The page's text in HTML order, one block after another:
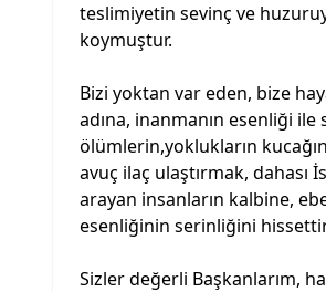
teslimiyetin sevinç ve
koymuştur.
Bizi yoktan var eden, bize
adına, inanmanın esenliği
ölümlerin,yoklukların
avuç ilaç ulaştırmak,
arayan insanların kalbine,
esenliğinin serinliğini
Sizler değerli Başkanlarım,